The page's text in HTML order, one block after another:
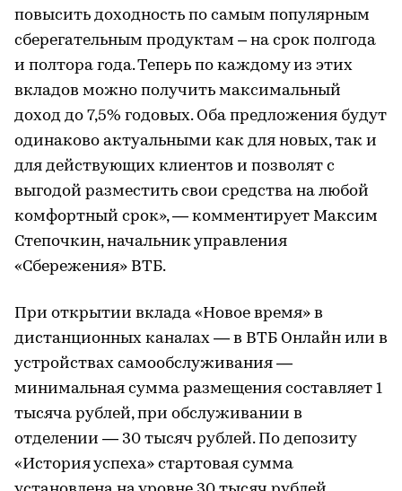
повысить доходность по самым популярным
сберегательным продуктам – на срок полгода
и полтора года. Теперь по каждому из этих
вкладов можно получить максимальный
доход до 7,5% годовых. Оба предложения будут
одинаково актуальными как для новых, так и
для действующих клиентов и позволят с
выгодой разместить свои средства на любой
комфортный срок», — комментирует Максим
Степочкин, начальник управления
«Сбережения» ВТБ.
При открытии вклада «Новое время» в
дистанционных каналах — в ВТБ Онлайн или в
устройствах самообслуживания —
минимальная сумма размещения составляет 1
тысяча рублей, при обслуживании в
отделении — 30 тысяч рублей. По депозиту
«История успеха» стартовая сумма